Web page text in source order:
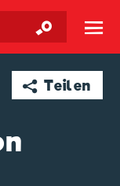
Taschenbuch ☰
➦ Teilen